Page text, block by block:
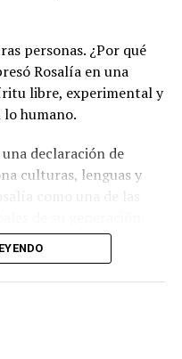
personas. ¿Por qué
Rosalía en una
libre, experimental y
humano.
declaración de
culturas, lenguas y